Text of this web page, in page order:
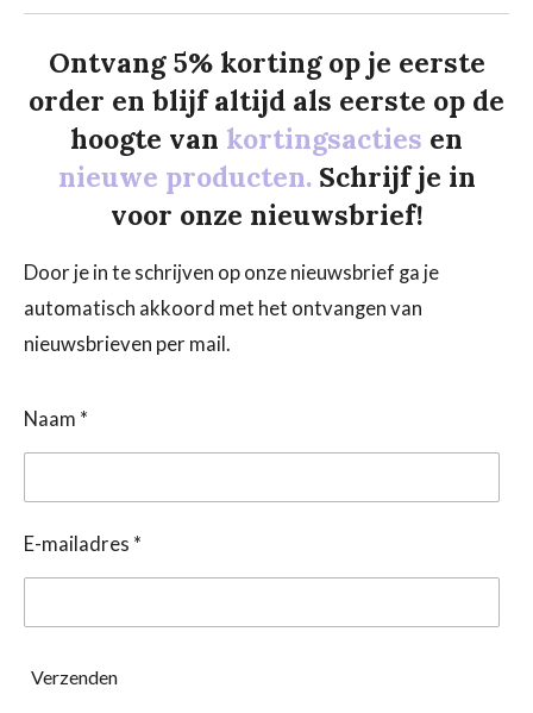
Ontvang 5% korting op je eerste
order en blijf altijd als eerste op de
hoogte van kortingsacties en
nieuwe producten. Schrijf je in
voor onze nieuwsbrief!
Door je in te schrijven op onze nieuwsbrief ga je
automatisch akkoord met het ontvangen van
nieuwsbrieven per mail.
Naam *
E-mailadres *
Verzenden